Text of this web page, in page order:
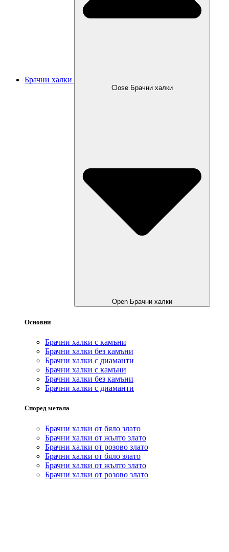
Брачни халки
Close Брачни халки
Open Брачни халки
Основни
Брачни халки с камъни
Брачни халки без камъни
Брачни халки с диаманти
Брачни халки с камъни
Брачни халки без камъни
Брачни халки с диаманти
Според метала
Брачни халки от бяло злато
Брачни халки от жълто злато
Брачни халки от розово злато
Брачни халки от бяло злато
Брачни халки от жълто злато
Брачни халки от розово злато